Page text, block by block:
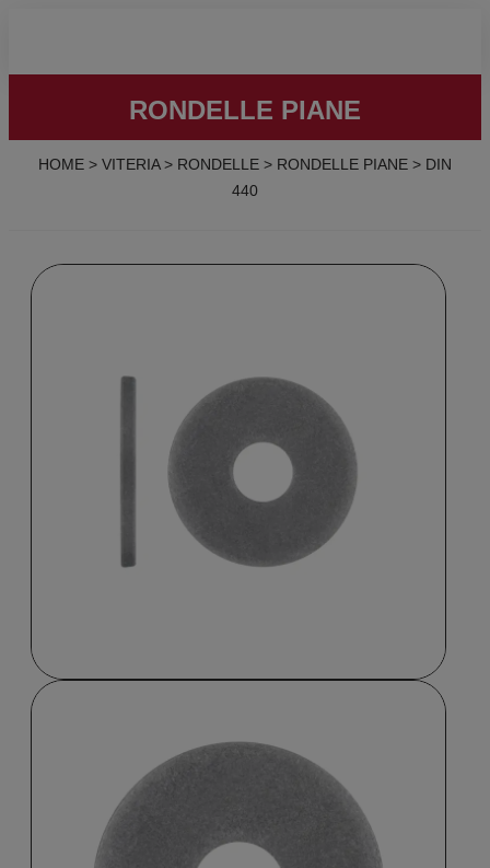
RONDELLE PIANE
HOME > VITERIA> RONDELLE > RONDELLE PIANE > DIN
440